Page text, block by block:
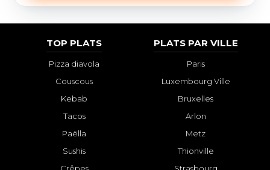
TOP PLATS
Pizza diavola
Couscous
Kebab
Tacos
Paëlla
Sushis
PLATS PAR VILLE
Paris
Luxembourg Ville
Bruxelles
Arlon
Metz
Thionville